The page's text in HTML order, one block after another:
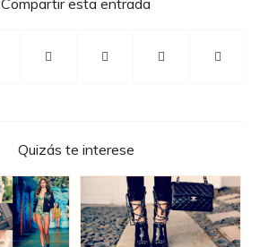
Quizás te interese